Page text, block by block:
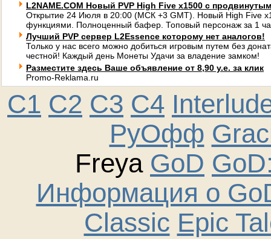
L2NAME.COM Новый PVP High Five x1500 с
Открытие 24 Июля в 20:00 (МСК +3 GMT). Новый High Five
функциями. Полноценный бафер. Топовый персонаж за 1
Лучший PVP сервер L2Essence которому нет аналогов!
Только у нас всего можно добиться игровым путем без
честной! Каждый день Монеты Удачи за владение замком!
Разместите здесь Ваше объявление от 8,90 у.е. за клик
Promo-Reklama.ru
C1 C2 C3 C4
РуОфф
Freya GoD
Информация о
Classic Epic